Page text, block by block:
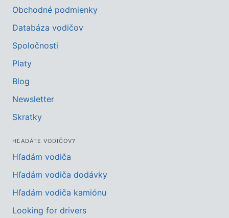
Obchodné podmienky
Databáza vodičov
Spoločnosti
Platy
Blog
Newsletter
Skratky
HĽADÁTE VODIČOV?
Hľadám vodiča
Hľadám vodiča dodávky
Hľadám vodiča kamiónu
Looking for drivers